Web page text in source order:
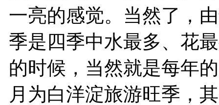
一亮的感觉。当然了，
季是四季中水最多、花
的时候，当然就是每年
月为白洋淀旅游旺季，